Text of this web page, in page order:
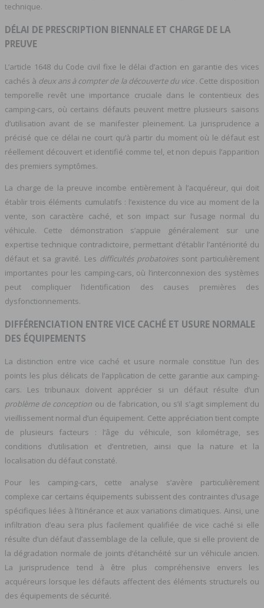
technique.
DÉLAI DE PRESCRIPTION BIENNALE ET CHARGE DE LA
PREUVE
L’article 1648 du Code civil fixe le délai d’action en garantie des vices
cachés à deux ans à compter de la découverte du vice. Cette disposition
temporelle revêt une importance cruciale dans le contentieux des
camping-cars, où certains défauts peuvent mettre plusieurs saisons
d’utilisation avant de se manifester pleinement. La jurisprudence a
précisé que ce délai ne court qu’à partir du moment où le défaut est
réellement découvert et identifié comme tel, et non depuis l’apparition
des premiers symptômes.
La charge de la preuve incombe entièrement à l’acquéreur, qui doit
établir trois éléments cumulatifs : l’existence du vice au moment de la
vente, son caractère caché, et son impact sur l’usage normal du
véhicule. Cette démonstration s’appuie généralement sur une
expertise technique contradictoire, permettant d’établir l’antériorité du
défaut et sa gravité. Les difficultés probatoires sont particulièrement
importantes pour les camping-cars, où l’interconnexion des systèmes
peut compliquer l’identification des causes premières des
dysfonctionnements.
DIFFÉRENCIATION ENTRE VICE CACHÉ ET USURE NORMALE
DES ÉQUIPEMENTS
La distinction entre vice caché et usure normale constitue l’un des
points les plus délicats de l’application de cette garantie aux camping-
cars. Les tribunaux doivent apprécier si un défaut résulte d’un
problème de conception ou de fabrication, ou s’il s’agit simplement du
vieillissement normal d’un équipement. Cette appréciation tient compte
de plusieurs facteurs : l’âge du véhicule, son kilométrage, ses
conditions d’utilisation et d’entretien, ainsi que la nature et la
localisation du défaut constaté.
Pour les camping-cars, cette analyse s’avère particulièrement
complexe car certains équipements subissent des contraintes d’usage
spécifiques liées à l’itinérance et aux variations climatiques. Ainsi, une
infiltration d’eau sera plus facilement qualifiée de vice caché si elle
résulte d’un défaut d’assemblage de la cellule, que si elle provient de
la dégradation normale de joints d’étanchéité sur un véhicule ancien.
La jurisprudence tend à être plus compréhensive envers les
acquéreurs lorsque les défauts affectent des éléments structurels ou
des équipements de sécurité.